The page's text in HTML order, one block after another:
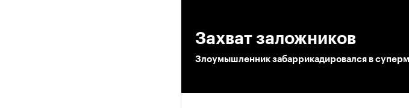
Захват заложников
Злоумышленник забаррикадировался в